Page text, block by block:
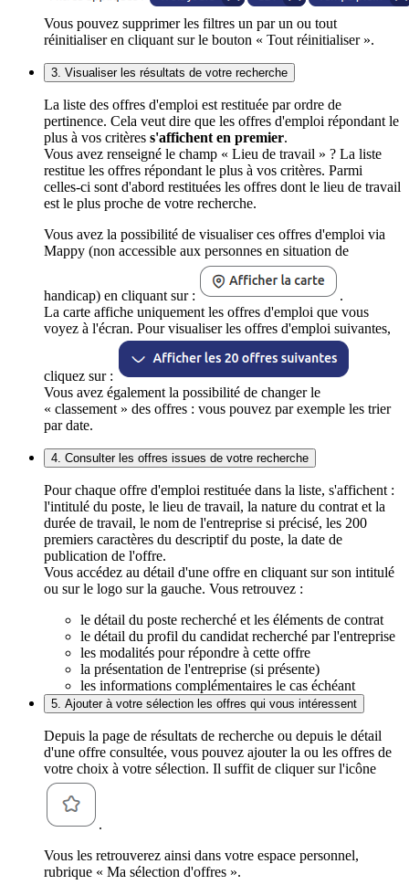
Vous pouvez supprimer les filtres un par un ou tout
réinitialiser en cliquant sur le bouton « Tout réinitialiser ».
3. Visualiser les résultats de votre recherche
La liste des offres d'emploi est restituée par ordre de
pertinence. Cela veut dire que les offres d'emploi répondant le
plus à vos critères s'affichent en premier.
Vous avez renseigné le champ « Lieu de travail » ? La liste
restitue les offres répondant le plus à vos critères. Parmi
celles-ci sont d'abord restituées les offres dont le lieu de travail
est le plus proche de votre recherche.
Vous avez la possibilité de visualiser ces offres d'emploi via
Mappy (non accessible aux personnes en situation de
handicap) en cliquant sur :
.
La carte affiche uniquement les offres d'emploi que vous
voyez à l'écran. Pour visualiser les offres d'emploi suivantes,
cliquez sur :
Vous avez également la possibilité de changer le
« classement » des offres : vous pouvez par exemple les trier
par date.
4. Consulter les offres issues de votre recherche
Pour chaque offre d'emploi restituée dans la liste, s'affichent :
l'intitulé du poste, le lieu de travail, la nature du contrat et la
durée de travail, le nom de l'entreprise si précisé, les 200
premiers caractères du descriptif du poste, la date de
publication de l'offre.
Vous accédez au détail d'une offre en cliquant sur son intitulé
ou sur le logo sur la gauche. Vous retrouvez :
le détail du poste recherché et les éléments de contrat
le détail du profil du candidat recherché par l'entreprise
les modalités pour répondre à cette offre
la présentation de l'entreprise (si présente)
les informations complémentaires le cas échéant
5. Ajouter à votre sélection les offres qui vous intéressent
Depuis la page de résultats de recherche ou depuis le détail
d'une offre consultée, vous pouvez ajouter la ou les offres de
votre choix à votre sélection. Il suffit de cliquer sur l'icône
.
Vous les retrouverez ainsi dans votre espace personnel,
rubrique « Ma sélection d'offres ».